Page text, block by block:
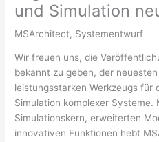
und Simulation
MSArchitect, Systementwurf
Wir freuen uns, die
bekannt zu geben, der
leistungsstarken Werkzeugs für
Simulation komplexer Systeme.
Simulationskern, erweiterten
innovativen Funktionen hebt